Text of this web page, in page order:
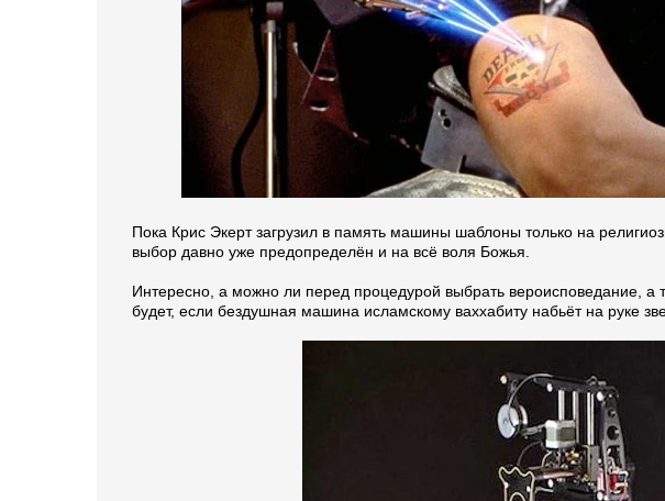
Пока Крис Экерт загрузил в память машины шаблоны только на
выбор давно уже предопределён и на всё воля Божья.
Интересно, а можно ли перед процедурой выбрать вероисповедание, а
будет, если бездушная машина исламскому ваххабиту набьёт на руке